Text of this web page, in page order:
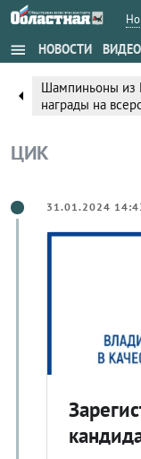
menu НОВОСТИ ВИДЕО
arrow_left
Шампиньоны из
награды на
ЦИК
31.01.2024